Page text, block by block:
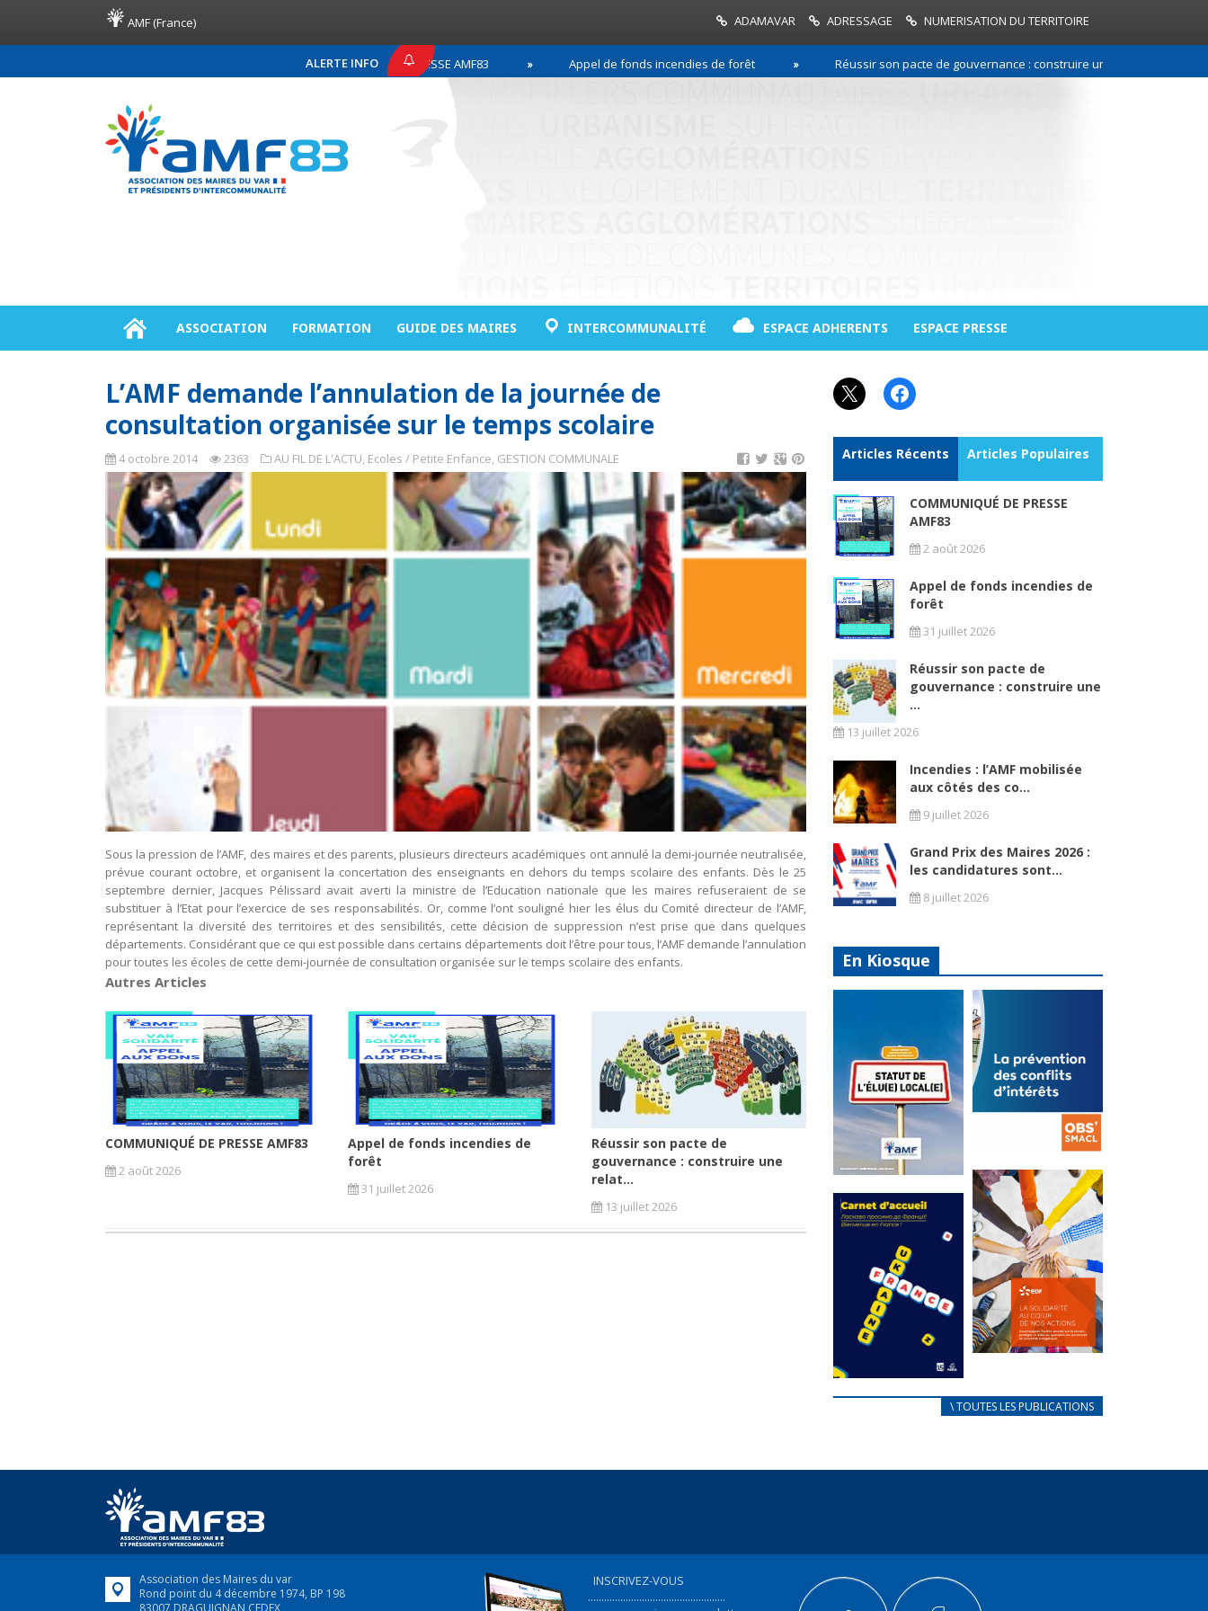
AMF (France) ADAMAVAR ADRESSAGE NUMERISATION DU TERRITOIRE
ALERTE INFO
COMMUNIQUÉ DE PRESSE AMF83 Appel de fonds incendies de forêt Réussir son pacte de gouvernance : construire une relation de
ASSOCIATION FORMATION GUIDE DES MAIRES INTERCOMMUNALITÉ ESPACE ADHERENTS ESPACE PRESSE
L’AMF demande l’annulation de la journée de
consultation organisée sur le temps scolaire
4 octobre 2014 2363 AU FIL DE L'ACTU, Ecoles / Petite Enfance, GESTION COMMUNALE
Sous la pression de l’AMF, des maires et des parents, plusieurs directeurs académiques ont annulé la demi-journée neutralisée,
prévue courant octobre, et organisent la concertation des enseignants en dehors du temps scolaire des enfants. Dès le 25
septembre dernier, Jacques Pélissard avait averti la ministre de l’Education nationale que les maires refuseraient de se
substituer à l’Etat pour l’exercice de ses responsabilités. Or, comme l’ont souligné hier les élus du Comité directeur de l’AMF,
représentant la diversité des territoires et des sensibilités, cette décision de suppression n’est prise que dans quelques
départements. Considérant que ce qui est possible dans certains départements doit l’être pour tous, l’AMF demande l’annulation
pour toutes les écoles de cette demi-journée de consultation organisée sur le temps scolaire des enfants.
Autres Articles
COMMUNIQUÉ DE PRESSE AMF83
2 août 2026
Appel de fonds incendies de
forêt
31 juillet 2026
Réussir son pacte de
gouvernance : construire une
relat...
13 juillet 2026
X Facebook
Articles Récents Articles Populaires
COMMUNIQUÉ DE PRESSE
AMF83
2 août 2026
Appel de fonds incendies de
forêt
31 juillet 2026
Réussir son pacte de
gouvernance : construire une
...
13 juillet 2026
Incendies : l’AMF mobilisée
aux côtés des co...
9 juillet 2026
Grand Prix des Maires 2026 :
les candidatures sont...
8 juillet 2026
En Kiosque
Statut de
l’élu local
Mise à jour avril
2024
FEUILLETER
La
prévention
des conflits
d’intérêts
18 septembre 2023
FEUILLETER
au coeur de
nos actions
en France,...
FEUILLETER
\ TOUTES LES PUBLICATIONS
Association des Maires du var
Rond point du 4 décembre 1974, BP 198
83007 DRAGUIGNAN CEDEX
INSCRIVEZ-VOUS
...................................................